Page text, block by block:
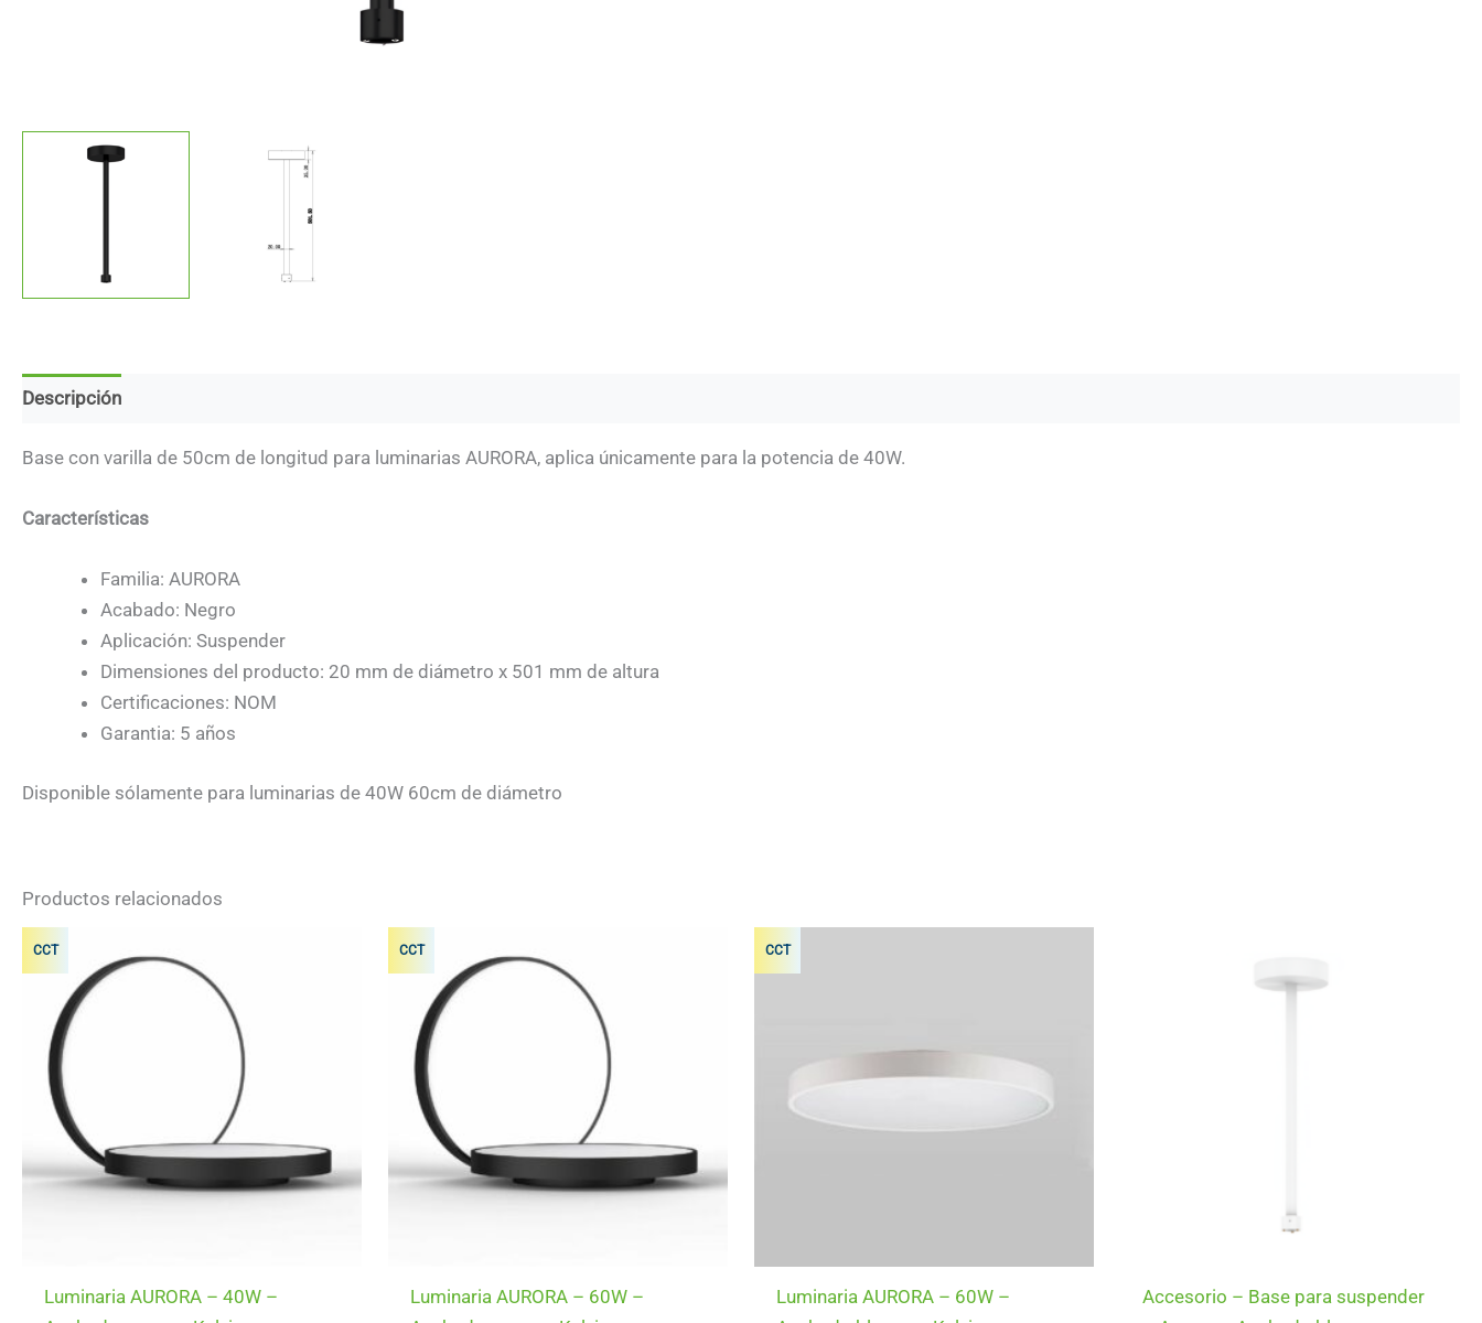
Descripción
Base con varilla de 50cm de longitud para luminarias AURORA, aplica únicamente para la potencia de 40W.
Características
Familia: AURORA
Acabado: Negro
Aplicación: Suspender
Dimensiones del producto: 20 mm de diámetro x 501 mm de altura
Certificaciones: NOM
Garantia: 5 años
Disponible sólamente para luminarias de 40W 60cm de diámetro
Productos relacionados
CCT
Luminaria AURORA – 40W –
CCT
Luminaria AURORA – 60W –
CCT
Luminaria AURORA – 60W –
Accesorio – Base para suspender